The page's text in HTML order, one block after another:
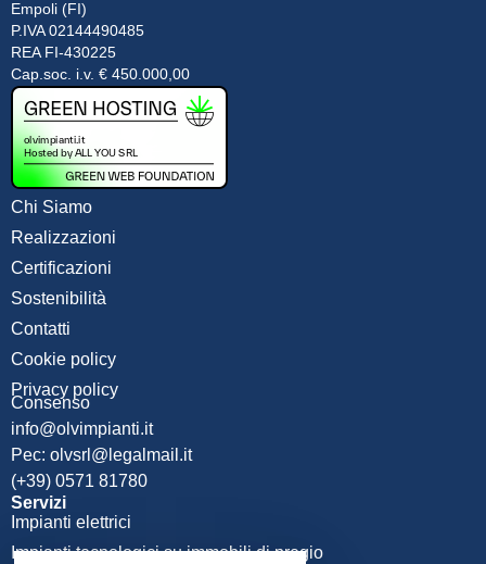
Empoli (FI)
P.IVA 02144490485
REA FI-430225
Cap.soc. i.v. € 450.000,00
Chi Siamo
Realizzazioni
Certificazioni
Sostenibilità
Contatti
Cookie policy
Privacy policy
Consenso
info@olvimpianti.it
Pec: olvsrl@legalmail.it
(+39) 0571 81780
Servizi
Impianti elettrici
Impianti tecnologici su immobili di pregio